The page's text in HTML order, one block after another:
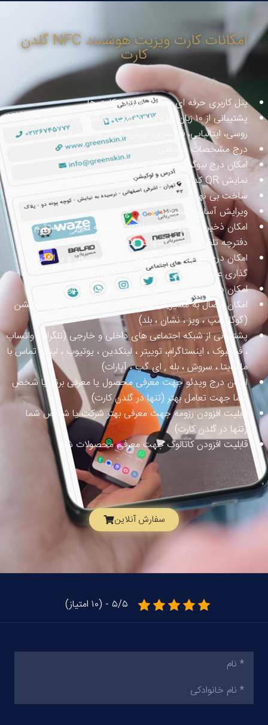
امکانات کارت ویزیت هوشمند NFC گلدن
کارت
پنل کاربری حرفه ای جهت مدیریت کارت ها
پشتیبانی از ۱۰ زبان زنده دنیا (فارسی ، انگلیسی، عربی، ترکی،
روسی، ایتالیایی، فرانسوی، چینی، آلمانی، اسپانیایی)
درج مشخصات شخصی
امکان درج بیوگرافی، سمت و نام برند
نمایش QR کد بعد از ثبت سفارش و داخل پنل کاربری
ساخت بی نهایت کارت
ویرایش آسان و سریع
امکان ذخیره سازی تمامی اطلاعات شما به صورت مستقیم در
دفترچه تلفن مشتری (تنها در گلدن کارت)
امکان درج گالری تصاویر جهت معرفی محصول و یا اشتراک
گذاری عکس شخصی خود (تنها در گلدن کارت)
امکان درج بی نهایت تلفن با امکان تماس مستقیم
امکان اتصال به مسیریاب های داخلی و خارجی از طریق لوکیشن
(گوگل مپ ، ویز ، نشان ، بلد)
پشتیبانی از شبکه اجتماعی های داخلی و خارجی (تلگرام ، واتساپ
، فیسبوک ، اینستاگرام، توییتر ، لینکدین ، یوتیوب ، لینک تماس با
ما ، ایتا ، سروش ، بله , ای گپ ، آپارات)
امکان درج ویدئو جهت معرفی محصول یا معرفی برند یا شخص
شما جهت تعامل بهتر (تنها در گلدن کارت)
قابلیت افزودن رزومه جهت معرفی بهتر شرکت یا شخص شما
(تنها در گلدن کارت)
قابلیت افزودن کاتالوگ جهت معرفی محصولات شما
سفارش آنلاین
۵/۵ - (۱۰ امتیاز)
(ضروری)